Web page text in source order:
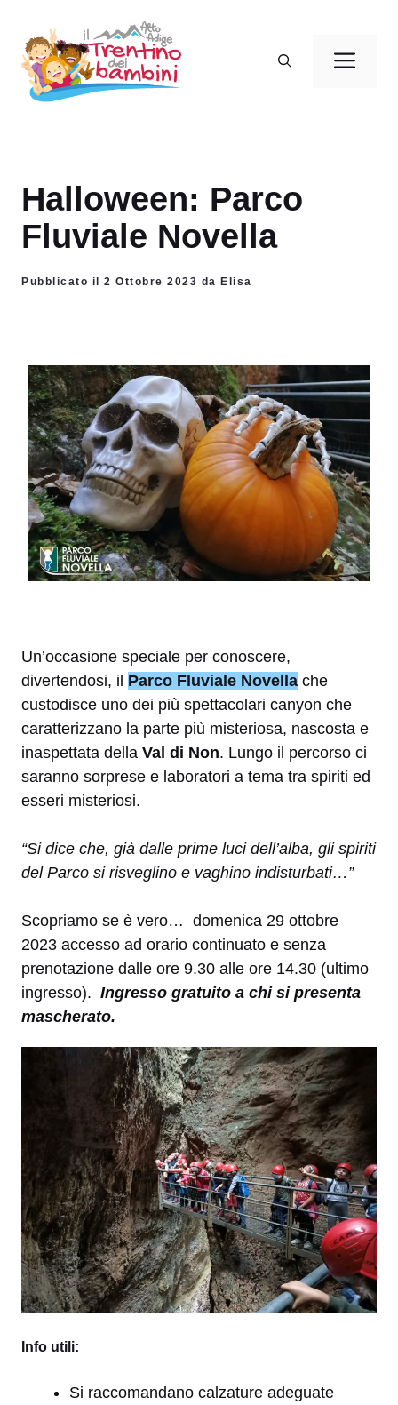
contenuto
Halloween: Parco
Fluviale Novella
Pubblicato il 2 Ottobre 2023 da Elisa
Un’occasione speciale per conoscere,
divertendosi, il Parco Fluviale Novella che
custodisce uno dei più spettacolari canyon che
caratterizzano la parte più misteriosa, nascosta e
inaspettata della Val di Non. Lungo il percorso ci
saranno sorprese e laboratori a tema tra spiriti ed
esseri misteriosi.
“Si dice che, già dalle prime luci dell’alba, gli spiriti
del Parco si risveglino e vaghino indisturbati…”
Scopriamo se è vero… domenica 29 ottobre
2023 accesso ad orario continuato e senza
prenotazione dalle ore 9.30 alle ore 14.30 (ultimo
ingresso). Ingresso gratuito a chi si presenta
mascherato.
Info utili:
Si raccomandano calzature adeguate